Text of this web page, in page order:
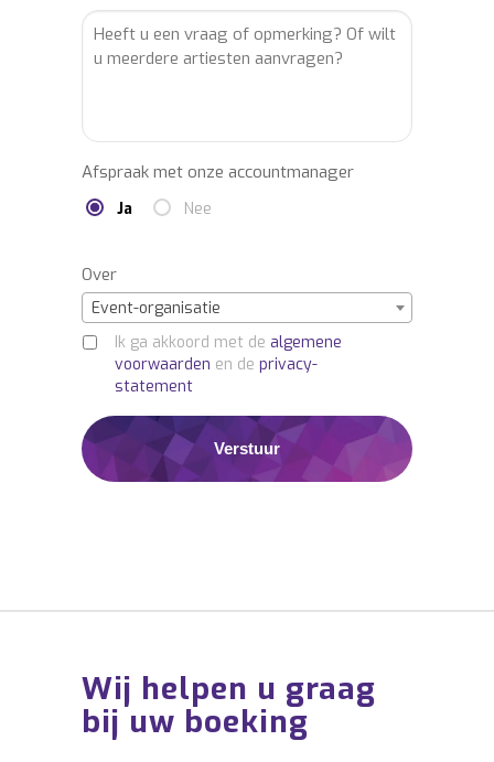
Afspraak met onze accountmanager
Ja Nee
Over
Event-organisatie
Ik ga akkoord met de algemene
voorwaarden en de privacy-
statement
Wij helpen u graag
bij uw boeking